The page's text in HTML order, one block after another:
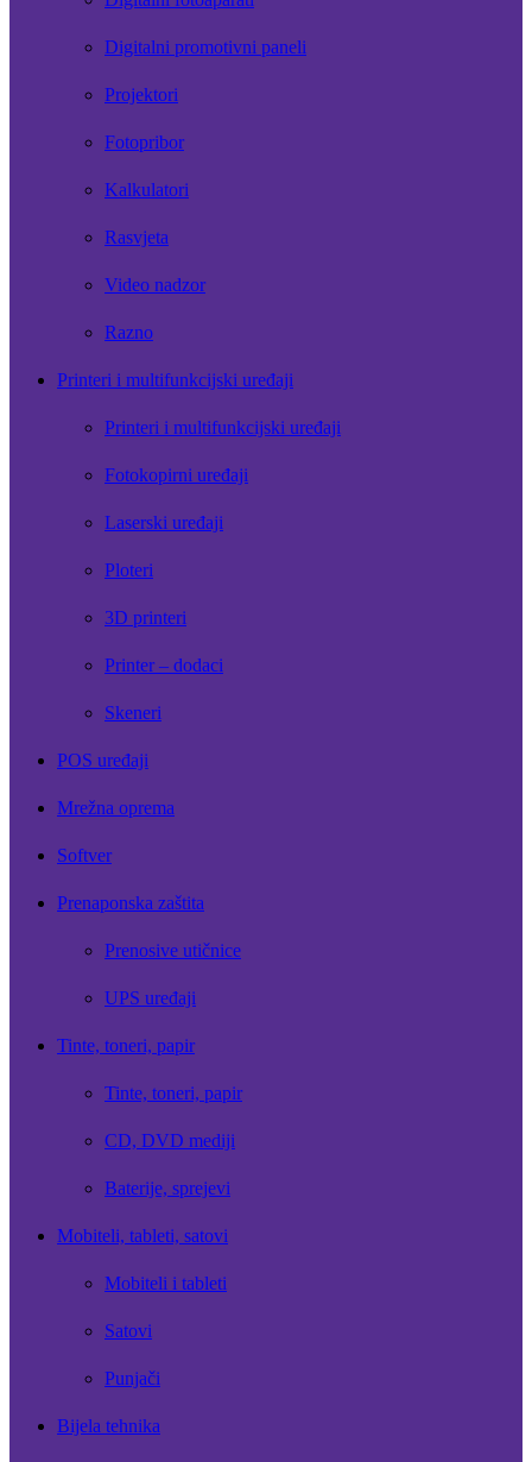
Digitalni promotivni paneli
Projektori
Fotopribor
Kalkulatori
Rasvjeta
Video nadzor
Razno
Printeri i multifunkcijski uređaji
Printeri i multifunkcijski uređaji
Fotokopirni uređaji
Laserski uređaji
Ploteri
3D printeri
Printer – dodaci
Skeneri
POS uređaji
Mrežna oprema
Softver
Prenaponska zaštita
Prenosive utičnice
UPS uređaji
Tinte, toneri, papir
Tinte, toneri, papir
CD, DVD mediji
Baterije, sprejevi
Mobiteli, tableti, satovi
Mobiteli i tableti
Satovi
Punjači
Bijela tehnika